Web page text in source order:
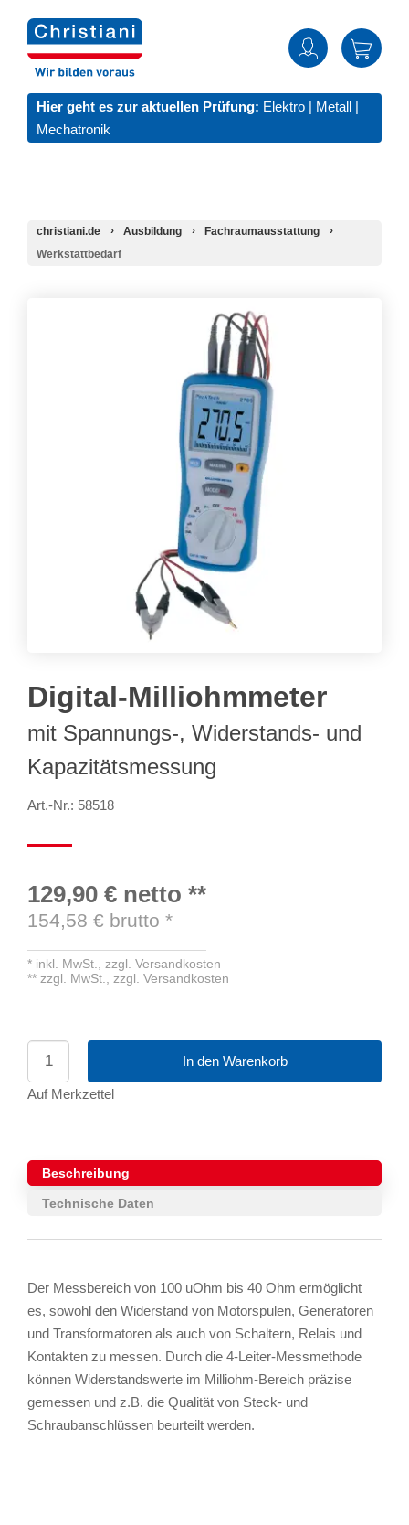
Hier geht es zur aktuellen Prüfung: Elektro | Metall |
Mechatronik
christiani.de Ausbildung
Fachraumausstattung
Werkstattbedarf
Digital-Milliohmmeter
mit Spannungs-, Widerstands- und
Kapazitätsmessung
Art.-Nr.: 58518
129,90 € netto **
154,58 € brutto *
* inkl. MwSt., zzgl. Versandkosten
** zzgl. MwSt., zzgl. Versandkosten
In den Warenkorb
Auf Merkzettel
Beschreibung
Technische Daten
Der Messbereich von 100 uOhm bis 40 Ohm ermöglicht
es, sowohl den Widerstand von Motorspulen, Generatoren
und Transformatoren als auch von Schaltern, Relais und
Kontakten zu messen. Durch die 4-Leiter-Messmethode
können Widerstandswerte im Milliohm-Bereich präzise
gemessen und z.B. die Qualität von Steck- und
Schraubanschlüssen beurteilt werden.